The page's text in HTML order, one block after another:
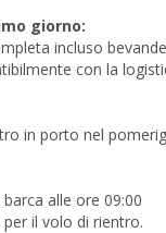
giorno:
incluso
con la
in porto nel
alle ore 09:00
il volo di rientro.